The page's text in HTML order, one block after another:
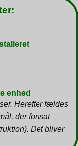
enhed
Herefter fældes
der fortsat
Det bliver